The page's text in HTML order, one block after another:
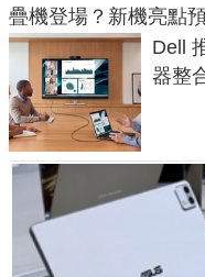
疊機登場？新機亮點
Dell
器整